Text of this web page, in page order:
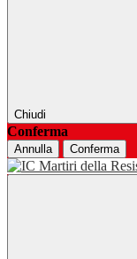
Chiudi
Conferma
Annulla Conferma